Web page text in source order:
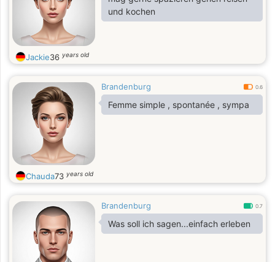
und kochen
Jackie36 years old
Brandenburg 0.6
Femme simple , spontanée , sympa
Chauda73 years old
Brandenburg 0.7
Was soll ich sagen...einfach erleben